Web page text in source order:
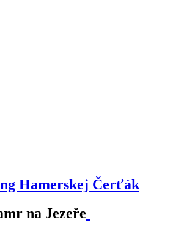
Hamerskej Čerťák
na Jezeře